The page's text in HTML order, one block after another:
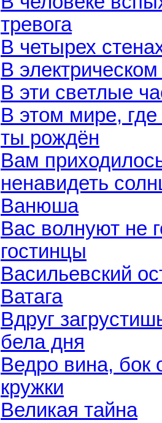
тревога
В четырех
В
В эти светлые
В этом мире,
ты рождён
Вам
ненавидеть
Ванюша
Вас волнуют не
гостинцы
Васильевский
Ватага
Вдруг
бела дня
Ведро вина, бок
кружки
Великая тайна